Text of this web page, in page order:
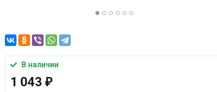
В наличии
1 043 ₽